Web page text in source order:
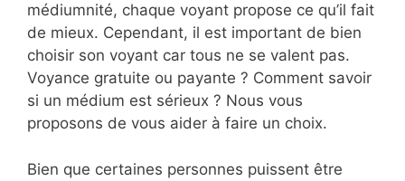
médiumnité, chaque voyant propose ce qu’il fait
de mieux. Cependant, il est important de bien
choisir son voyant car tous ne se valent pas.
Voyance gratuite ou payante ? Comment savoir
si un médium est sérieux ? Nous vous
proposons de vous aider à faire un choix.
Bien que certaines personnes puissent être